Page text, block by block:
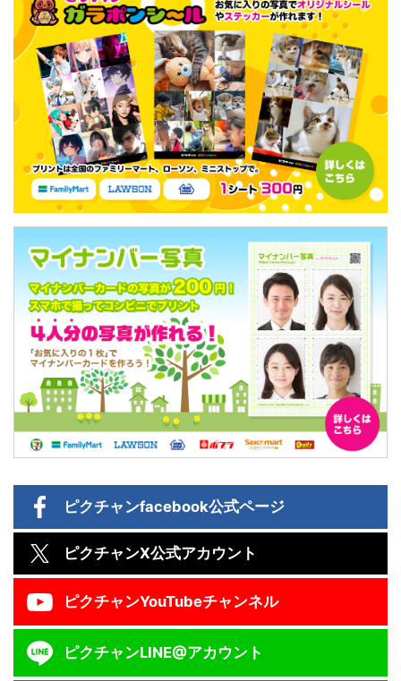
ピクチャンfacebook公式ページ
ピクチャンX公式アカウント
ピクチャンYouTubeチャンネル
ピクチャンLINE@アカウント